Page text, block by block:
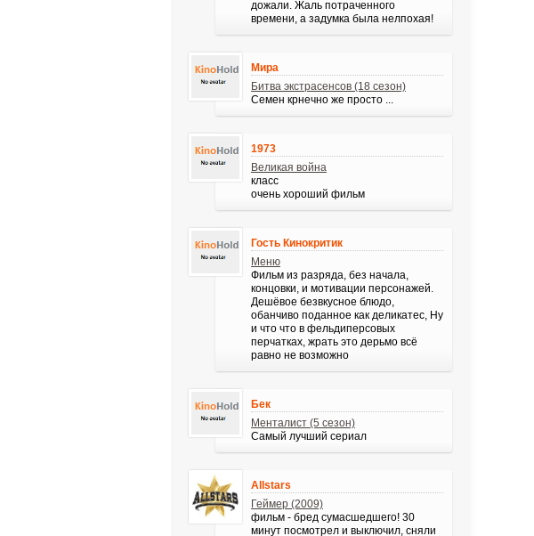
дожали. Жаль потраченного
времени, а задумка была нелпохая!
Мира
Битва экстрасенсов (18 сезон)
Семен крнечно же просто ...
1973
Великая война
класс
очень хороший фильм
Гость Кинокритик
Меню
Фильм из разряда, без начала,
концовки, и мотивации персонажей.
Дешёвое безвкусное блюдо,
обанчиво поданное как деликатес, Ну
и что что в фельдиперсовых
перчатках, жрать это дерьмо всё
равно не возможно
Бек
Менталист (5 сезон)
Самый лучший сериал
Allstars
Геймер (2009)
фильм - бред сумасшедшего! 30
минут посмотрел и выключил, сняли